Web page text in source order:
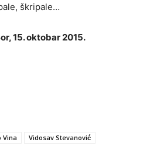
škripale…
15. oktobar 2015.
Vina Vidosav Stevanović